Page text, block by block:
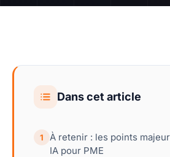
Dans cet article
1
À retenir : les points
IA pour PME